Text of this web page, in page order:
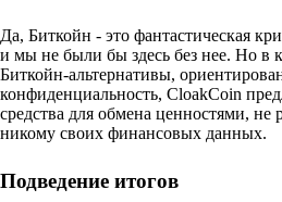
Да, Биткойн - это фантастическая
и мы не были бы здесь без нее. Но в
Биткойн-альтернативы,
конфиденциальность, CloakCoin
средства для обмена ценностями, не
никому своих финансовых данных.
Подведение итогов